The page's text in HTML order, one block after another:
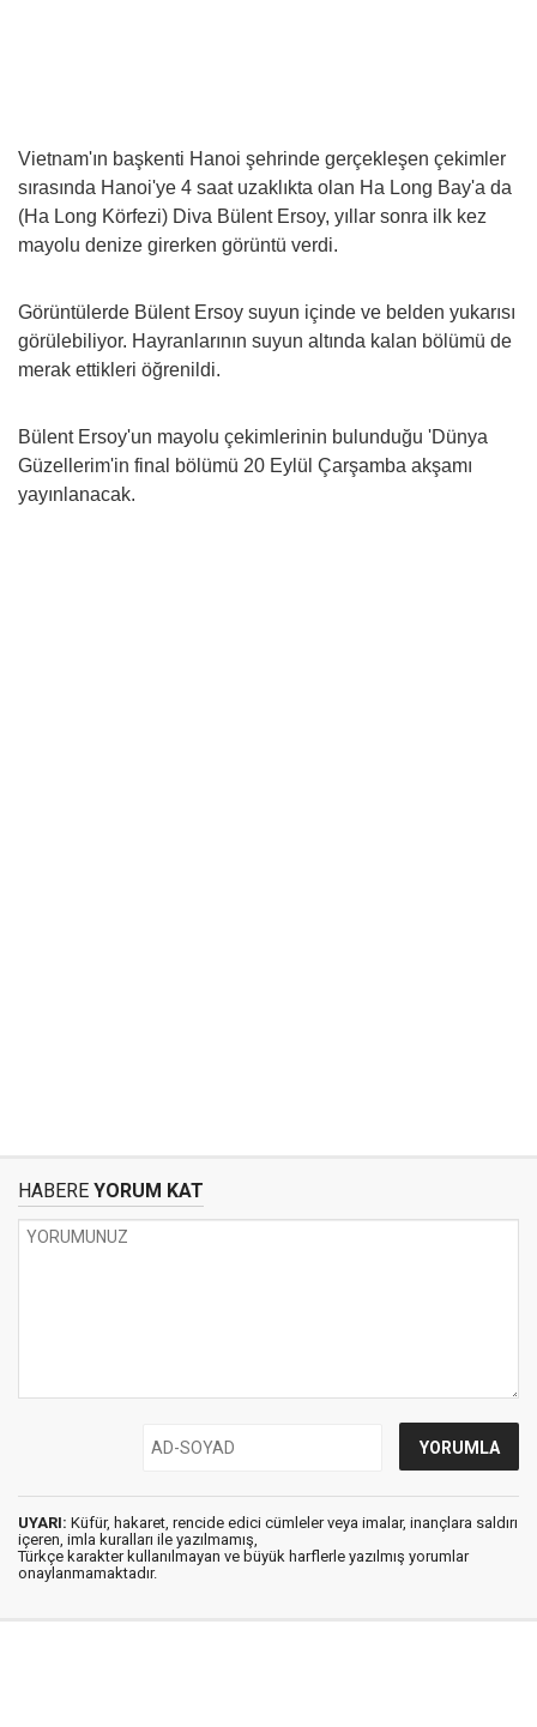
Vietnam'ın başkenti Hanoi şehrinde gerçekleşen çekimler
sırasında Hanoi'ye 4 saat uzaklıkta olan Ha Long Bay'a da
(Ha Long Körfezi) Diva Bülent Ersoy, yıllar sonra ilk kez
mayolu denize girerken görüntü verdi.
Görüntülerde Bülent Ersoy suyun içinde ve belden yukarısı
görülebiliyor. Hayranlarının suyun altında kalan bölümü de
merak ettikleri öğrenildi.
Bülent Ersoy'un mayolu çekimlerinin bulunduğu 'Dünya
Güzellerim'in final bölümü 20 Eylül Çarşamba akşamı
yayınlanacak.
HABERE YORUM KAT
UYARI: Küfür, hakaret, rencide edici cümleler veya imalar, inançlara saldırı
içeren, imla kuralları ile yazılmamış,
Türkçe karakter kullanılmayan ve büyük harflerle yazılmış yorumlar
onaylanmamaktadır.